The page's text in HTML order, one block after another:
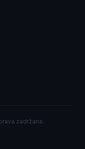
zadržana.